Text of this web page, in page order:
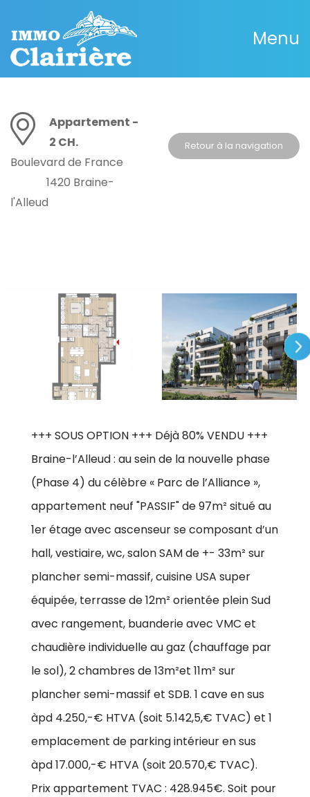
Menu
Appartement -
2 CH.
Boulevard de France
1420 Braine-
l'Alleud
Retour à la navigation
+++ SOUS OPTION +++ Déjà 80% VENDU +++
Braine-l’Alleud : au sein de la nouvelle phase
(Phase 4) du célèbre « Parc de l’Alliance »,
appartement neuf "PASSIF" de 97m² situé au
1er étage avec ascenseur se composant d’un
hall, vestiaire, wc, salon SAM de +- 33m² sur
plancher semi-massif, cuisine USA super
équipée, terrasse de 12m² orientée plein Sud
avec rangement, buanderie avec VMC et
chaudière individuelle au gaz (chauffage par
le sol), 2 chambres de 13m²et 11m² sur
plancher semi-massif et SDB. 1 cave en sus
àpd 4.250,-€ HTVA (soit 5.142,5,€ TVAC) et 1
emplacement de parking intérieur en sus
àpd 17.000,-€ HTVA (soit 20.570,€ TVAC).
Prix appartement TVAC : 428.945€. Soit pour